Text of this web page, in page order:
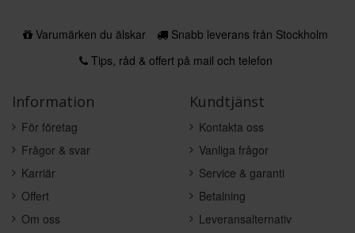
Varumärken du älskar
Snabb leverans från Stockholm
Tips, råd & offert på mail och telefon
Information
För företag
Frågor & svar
Karriär
Offert
Om oss
Kundtjänst
Kontakta oss
Vanliga frågor
Service & garanti
Betalning
Leveransalternativ